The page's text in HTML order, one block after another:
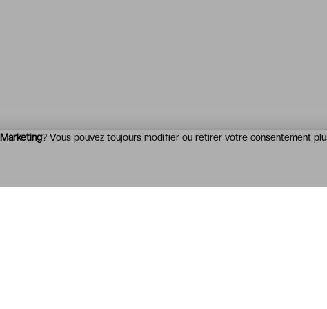
Marketing? Vous pouvez toujours modifier ou retirer votre consentement